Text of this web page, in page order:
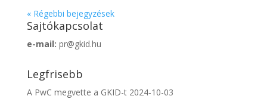
« Régebbi bejegyzések
Sajtókapcsolat
e-mail: pr@gkid.hu
Legfrisebb
A PwC megvette a GKID-t 2024-10-03